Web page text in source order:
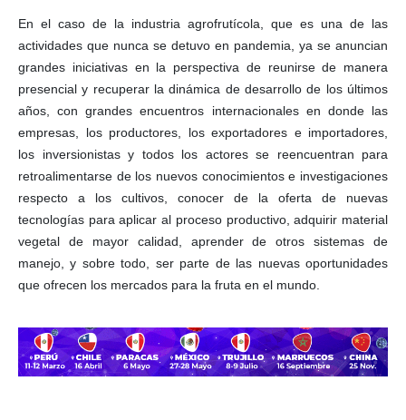
En el caso de la industria agrofrutícola, que es una de las
actividades que nunca se detuvo en pandemia, ya se anuncian
grandes iniciativas en la perspectiva de reunirse de manera
presencial y recuperar la dinámica de desarrollo de los últimos
años, con grandes encuentros internacionales en donde las
empresas, los productores, los exportadores e importadores,
los inversionistas y todos los actores se reencuentran para
retroalimentarse de los nuevos conocimientos e investigaciones
respecto a los cultivos, conocer de la oferta de nuevas
tecnologías para aplicar al proceso productivo, adquirir material
vegetal de mayor calidad, aprender de otros sistemas de
manejo, y sobre todo, ser parte de las nuevas oportunidades
que ofrecen los mercados para la fruta en el mundo.